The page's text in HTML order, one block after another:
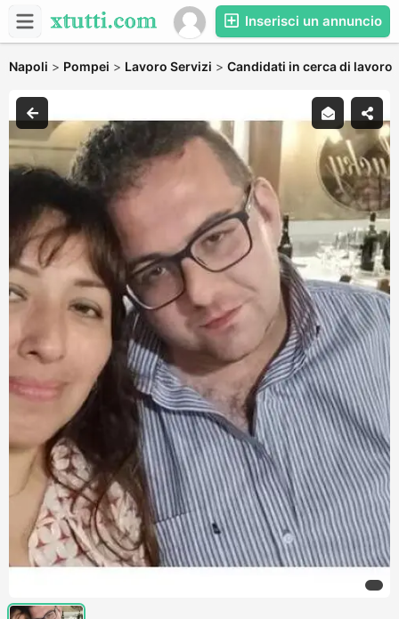
Inserisci un annuncio
Napoli > Pompei > Lavoro Servizi > Candidati in cerca di lavoro